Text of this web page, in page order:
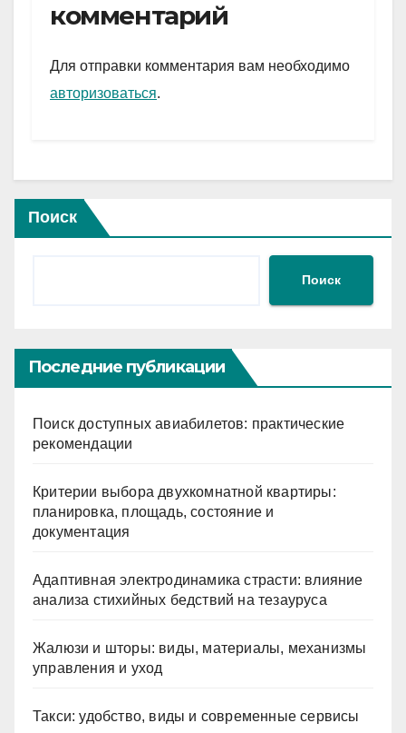
a
m
A
p
и
комментарий
Для отправки комментария вам необходимо
авторизоваться.
Поиск
Поиск
Последние публикации
Поиск доступных авиабилетов: практические
рекомендации
Критерии выбора двухкомнатной квартиры:
планировка, площадь, состояние и
документация
Адаптивная электродинамика страсти: влияние
анализа стихийных бедствий на тезауруса
Жалюзи и шторы: виды, материалы, механизмы
управления и уход
Такси: удобство, виды и современные сервисы